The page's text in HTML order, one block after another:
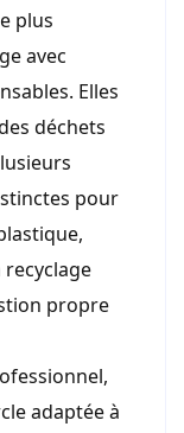
plus
avec
Elles
déchets
pour
propre
adaptée à